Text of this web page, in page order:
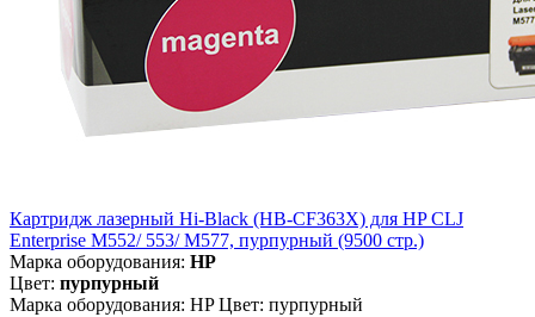
Картридж лазерный Hi-Black (HB-CF363X) для HP CLJ
Enterprise M552/ 553/ M577, пурпурный (9500 стр.)
Марка оборудования: HP
Цвет: пурпурный
Марка оборудования: HP Цвет: пурпурный